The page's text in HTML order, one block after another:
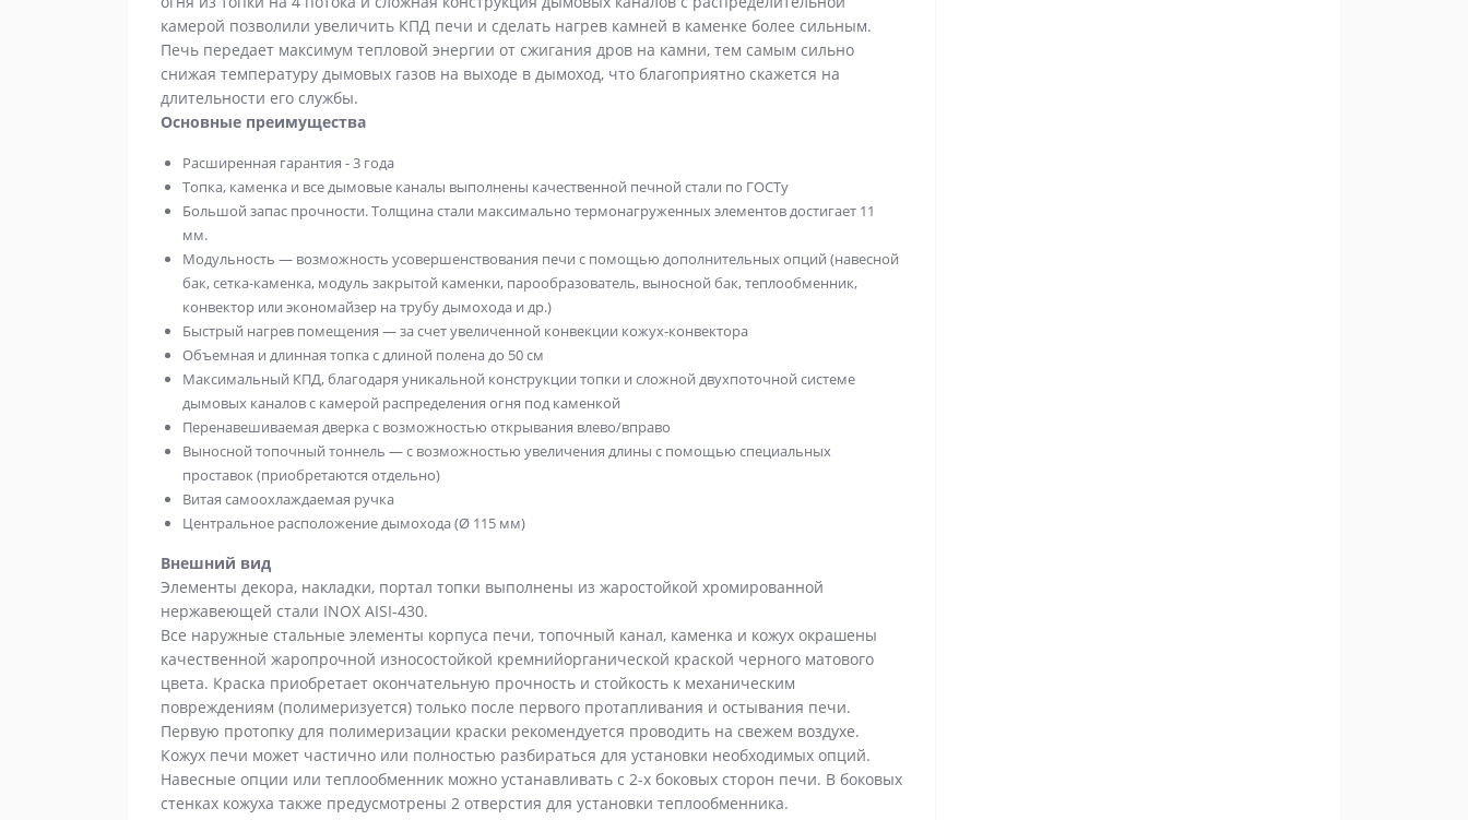
камерой позволили увеличить КПД печи и сделать нагрев камней в каменке более сильным.
Печь передает максимум тепловой энергии от сжигания дров на камни, тем самым сильно
снижая температуру дымовых газов на выходе в дымоход, что благоприятно скажется на
длительности его службы.
Основные преимущества
Расширенная гарантия - 3 года
Топка, каменка и все дымовые каналы выполнены качественной печной стали по ГОСТу
Большой запас прочности. Толщина стали максимально термонагруженных элементов достигает 11
мм.
Модульность — возможность усовершенствования печи с помощью дополнительных опций (навесной
бак, сетка-каменка, модуль закрытой каменки, парообразователь, выносной бак, теплообменник,
конвектор или экономайзер на трубу дымохода и др.)
Быстрый нагрев помещения — за счет увеличенной конвекции кожух-конвектора
Объемная и длинная топка с длиной полена до 50 см
Максимальный КПД, благодаря уникальной конструкции топки и сложной двухпоточной системе
дымовых каналов с камерой распределения огня под каменкой
Перенавешиваемая дверка с возможностью открывания влево/вправо
Выносной топочный тоннель — с возможностью увеличения длины с помощью специальных
проставок (приобретаются отдельно)
Витая самоохлаждаемая ручка
Центральное расположение дымохода (Ø 115 мм)
Внешний вид
Элементы декора, накладки, портал топки выполнены из жаростойкой хромированной
нержавеющей стали INOX AISI-430.
Все наружные стальные элементы корпуса печи, топочный канал, каменка и кожух окрашены
качественной жаропрочной износостойкой кремнийорганической краской черного матового
цвета. Краска приобретает окончательную прочность и стойкость к механическим
повреждениям (полимеризуется) только после первого протапливания и остывания печи.
Первую протопку для полимеризации краски рекомендуется проводить на свежем воздухе.
Кожух печи может частично или полностью разбираться для установки необходимых опций.
Навесные опции или теплообменник можно устанавливать с 2-х боковых сторон печи. В боковых
стенках кожуха также предусмотрены 2 отверстия для установки теплообменника.